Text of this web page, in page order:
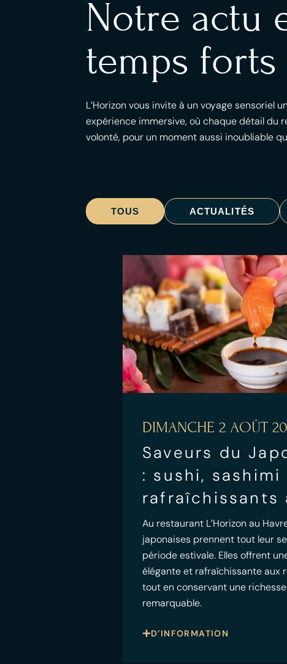
Notre actu
temps forts
L’Horizon vous invite à un voyage sensoriel
expérience immersive, où chaque détail du
volonté, pour un moment aussi inoubliable
ACTUALITÉS
TOUS
DIMANCHE 2 AOÛT
Saveurs du
: sushi, sashimi
rafraîchissants
Au restaurant L’Horizon au
japonaises prennent tout leur
période estivale. Elles offrent
élégante et rafraîchissante aux
tout en conservant une
remarquable.
D’INFORMATION